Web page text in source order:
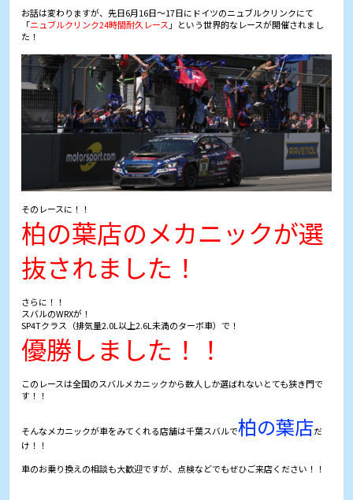
お話は変わりますが、先日6月16日～17日にドイツのニュブルクリンクにて
「ニュブルクリンク24時間耐久レース 」という世界的なレースが開催されまし
た！
そのレースに！！
柏の葉店のメカニックが選
抜されました！
さらに！！
スバルのWRXが！
SP4Tクラス（排気量2.0L以上2.6L未満のターボ車）で！
優勝しました！！
このレースは全国のスバルメカニックから数人しか選ばれないとても狭き門で
す！！
そんなメカニックが車をみてくれる店舗は千葉スバルで柏の葉店だ
け！！
車のお乗り換えの相談も大歓迎ですが、点検などでもぜひご来店ください！！